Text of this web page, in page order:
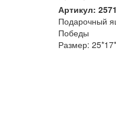
Артикул: 2571
Подарочный
Победы
Размер: